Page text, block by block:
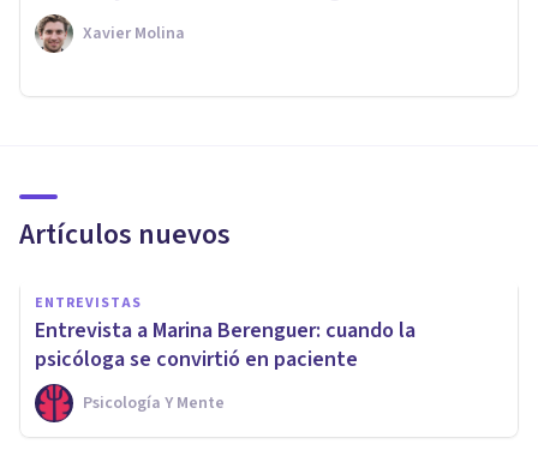
Xavier Molina
Artículos nuevos
ENTREVISTAS
Entrevista a Marina Berenguer: cuando la
psicóloga se convirtió en paciente
Psicología Y Mente